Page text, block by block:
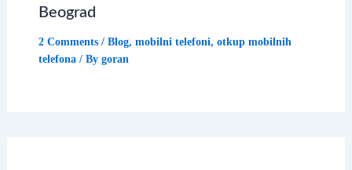
Beograd
2 Comments / Blog, mobilni telefoni, otkup mobilnih
telefona/ By goran